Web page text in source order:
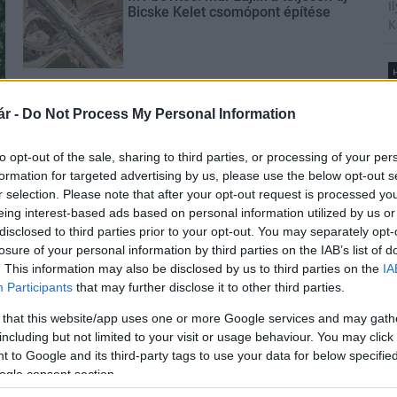
- Do Not Process My Personal Information
opt-out of the sale, sharing to third parties, or processing of your
for targeted advertising by us, please use the below opt-out
selection. Please note that after your opt-out request is processed
interest-based ads based on personal information utilized by us
to third parties prior to your opt-out. You may separately
of your personal information by third parties on the IAB’s list of
This information may also be disclosed by us to third parties on the
Participants that may further disclose it to other third parties.
that this website/app uses one or more Google services and may
but not limited to your visit or usage behaviour. You may
to Google and its third-party tags to use your data for below
consent section.
Bicske Kelet csomópont építése
csomópont épül Angyalföldön
Másfélszeresére bővítik
Hódmezővásárhely jó hírű
református iskoláját
Látványos építési szakasz indult